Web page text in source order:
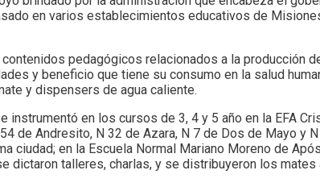
en varios establecimientos educativos de
pedagógicos relacionados a la producción
y beneficio que tiene su consumo en la salud
y dispensers de agua caliente.
instrumentó en los cursos de 3, 4 y 5 año en la EFA
de Andresito, N 32 de Azara, N 7 de Dos de Mayo y
ciudad; en la Escuela Normal Mariano Moreno de
dictaron talleres, charlas, y se distribuyeron los mates